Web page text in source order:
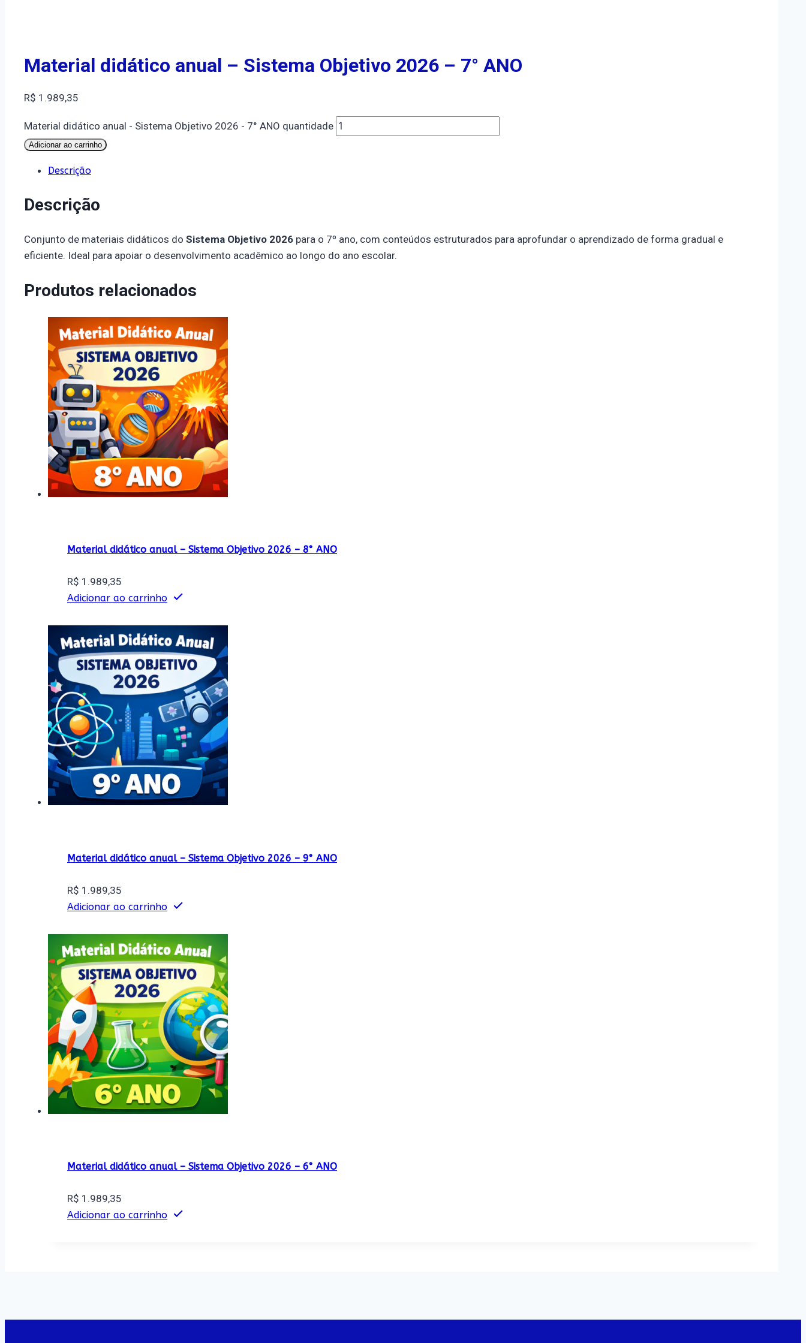
Material didático anual – Sistema Objetivo 2026 – 7° ANO
R$ 1.989,35
Material didático anual - Sistema Objetivo 2026 - 7° ANO quantidade
Adicionar ao carrinho
Descrição
Descrição
Conjunto de materiais didáticos do Sistema Objetivo 2026 para o 7º ano, com conteúdos estruturados para aprofundar o aprendizado de forma gradual e
eficiente. Ideal para apoiar o desenvolvimento acadêmico ao longo do ano escolar.
Produtos relacionados
Material didático anual – Sistema Objetivo 2026 – 8° ANO
R$ 1.989,35
Adicionar ao carrinho
Material didático anual – Sistema Objetivo 2026 – 9° ANO
R$ 1.989,35
Adicionar ao carrinho
Material didático anual – Sistema Objetivo 2026 – 6° ANO
R$ 1.989,35
Adicionar ao carrinho